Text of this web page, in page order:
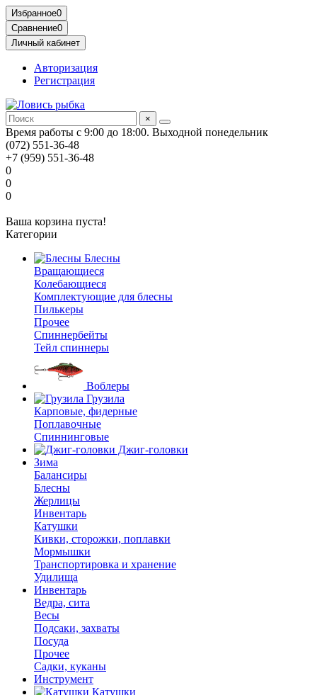
Избранное0
Сравнение0
Личный кабинет
Авторизация
Регистрация
×
Время работы с 9:00 до 18:00. Выходной понедельник
(072) 551-36-48
+7 (959) 551-36-48
0
0
0
Ваша корзина пуста!
Категории
Блесны
Вращающиеся
Колебающиеся
Комплектующие для блесны
Пилькеры
Прочее
Спиннербейты
Тейл спиннеры
Воблеры
Грузила
Карповые, фидерные
Поплавочные
Спиннинговые
Джиг-головки
Зима
Балансиры
Блесны
Жерлицы
Инвентарь
Катушки
Кивки, сторожки, поплавки
Мормышки
Транспортировка и хранение
Удилища
Инвентарь
Ведра, сита
Весы
Подсаки, захваты
Посуда
Прочее
Садки, куканы
Инструмент
Катушки